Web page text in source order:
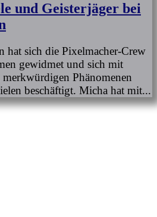
und Geisterjäger bei
hat sich die Pixelmacher-Crew
gewidmet und sich mit
Phänomenen
beschäftigt. Micha hat mit...